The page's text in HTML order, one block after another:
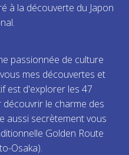
à la découverte du Japon
passionnée de culture
mes découvertes et
est d'explorer les 47
le charme des
aussi secrètement vous
Golden Route
Osaka).